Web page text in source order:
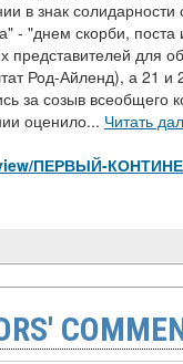
в знак
- "днем скорби,
представителей для
Род-Айленд), а 21 и
созыв всеобщего
оценило... Читать
ПЕРВЫЙ-